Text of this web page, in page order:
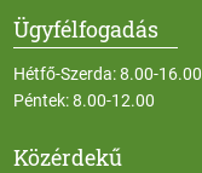
Ügyfélfogadás
Hétfő-Szerda: 8.00-16.00
Péntek: 8.00-12.00
Közérdekű